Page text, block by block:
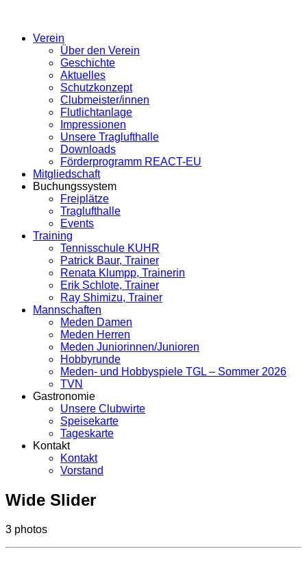
Verein
Über den Verein
Geschichte
Aktuelles
Schutzkonzept
Clubmeister/innen
Flutlichtanlage
Impressionen
Unsere Traglufthalle
Downloads
Förderprogramm REACT-EU
Mitgliedschaft
Buchungssystem
Freiplätze
Traglufthalle
Events
Training
Tennisschule KUHR
Patrick Baur, Trainer
Renata Klumpp, Trainerin
Erik Schlote, Trainer
Ray Shimizu, Trainer
Mannschaften
Meden Damen
Meden Herren
Meden Juniorinnen/Junioren
Hobbyrunde
Meden- und Hobbyspiele TGL – Sommer 2026
TVN
Gastronomie
Unsere Clubwirte
Speisekarte
Tageskarte
Kontakt
Kontakt
Vorstand
Wide Slider
3 photos